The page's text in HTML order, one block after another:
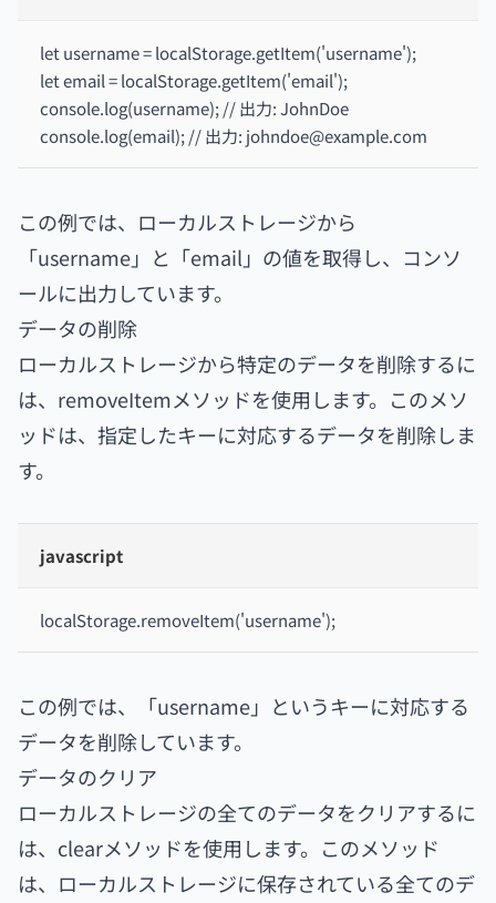
let username = localStorage.getItem('username');
let email = localStorage.getItem('email');
console.log(username); // 出力: JohnDoe
console.log(email); // 出力: johndoe@example.com
この例では、ローカルストレージから
「username」と「email」の値を取得し、コンソ
ールに出力しています。
データの削除
ローカルストレージから特定のデータを削除するに
は、removeItemメソッドを使用します。このメソ
ッドは、指定したキーに対応するデータを削除しま
す。
javascript
localStorage.removeItem('username');
この例では、「username」というキーに対応する
データを削除しています。
データのクリア
ローカルストレージの全てのデータをクリアするに
は、clearメソッドを使用します。このメソッド
は、ローカルストレージに保存されている全てのデ